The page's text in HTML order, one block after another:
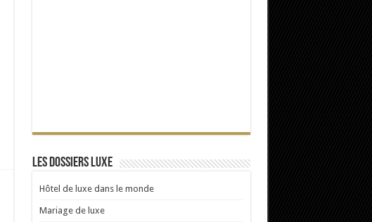
Les dossiers Luxe
Hôtel de luxe dans le monde
Mariage de luxe